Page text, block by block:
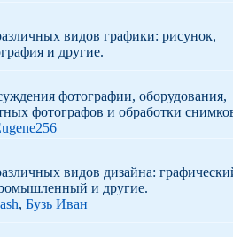
видов графики: рисунок,
и другие.
фотографии, оборудования,
фотографов и обработки
видов дизайна:
и другие.
, Бузь Иван